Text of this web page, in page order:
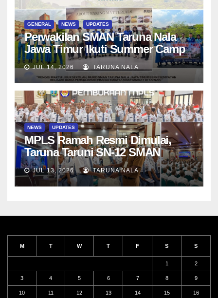
GENERAL NEWS UPDATES
Perwakilan SMAN Taruna Nala
Jawa Timur Ikuti Summer Camp
di Da-Yeh University, Taiwan
JUL 14, 2026 TARUNA NALA
NEWS UPDATES
MPLS Ramah Resmi Dimulai,
Taruna Taruni SN-12 SMAN
Taruna Nala Jawa Timur Siap
Menjalani Tahun Ajaran Baru
JUL 13, 2026 TARUNA NALA
M T W T F S S
1 2
3 4 5 6 7 8 9
10 11 12 13 14 15 16